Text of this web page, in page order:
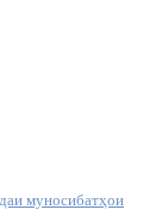
муносибатҳои